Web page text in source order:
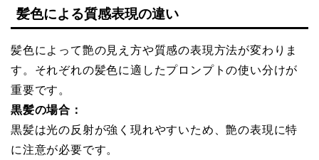
髪色による質感表現の違い
髪色によって艶の見え方や質感の表現方法が変わりま
す。それぞれの髪色に適したプロンプトの使い分けが
重要です。
黒髪の場合：
黒髪は光の反射が強く現れやすいため、艶の表現に特
に注意が必要です。